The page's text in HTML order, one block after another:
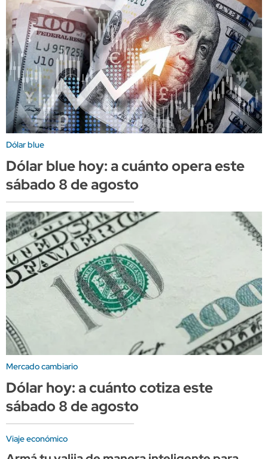
Dólar blue
Dólar blue hoy: a cuánto opera este
sábado 8 de agosto
Mercado cambiario
Dólar hoy: a cuánto cotiza este
sábado 8 de agosto
Viaje económico